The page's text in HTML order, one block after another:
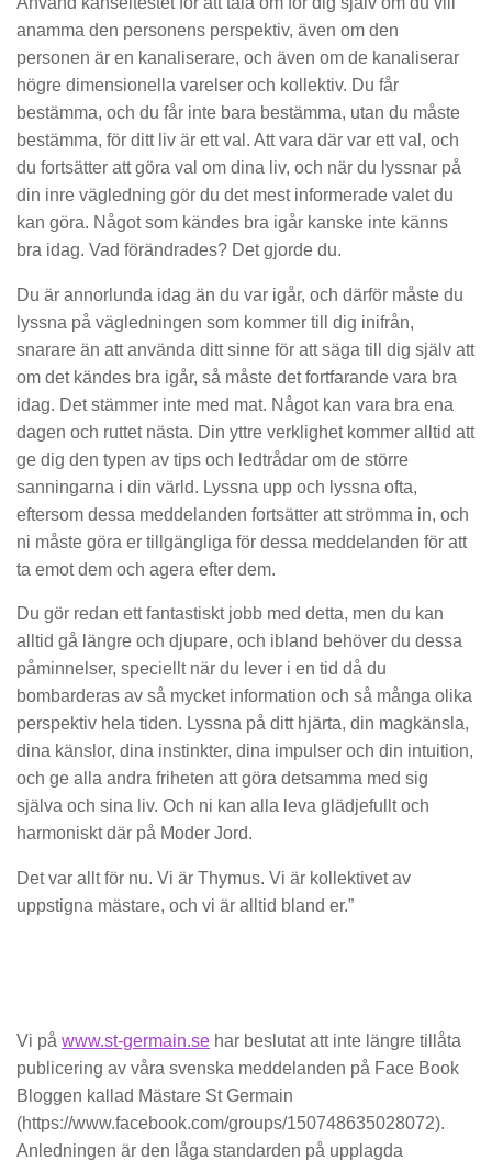
anamma den personens perspektiv, även om den
personen är en kanaliserare, och även om de kanaliserar
högre dimensionella varelser och kollektiv. Du får
bestämma, och du får inte bara bestämma, utan du måste
bestämma, för ditt liv är ett val. Att vara där var ett val, och
du fortsätter att göra val om dina liv, och när du lyssnar på
din inre vägledning gör du det mest informerade valet du
kan göra. Något som kändes bra igår kanske inte känns
bra idag. Vad förändrades? Det gjorde du.
Du är annorlunda idag än du var igår, och därför måste du
lyssna på vägledningen som kommer till dig inifrån,
snarare än att använda ditt sinne för att säga till dig själv att
om det kändes bra igår, så måste det fortfarande vara bra
idag. Det stämmer inte med mat. Något kan vara bra ena
dagen och ruttet nästa. Din yttre verklighet kommer alltid att
ge dig den typen av tips och ledtrådar om de större
sanningarna i din värld. Lyssna upp och lyssna ofta,
eftersom dessa meddelanden fortsätter att strömma in, och
ni måste göra er tillgängliga för dessa meddelanden för att
ta emot dem och agera efter dem.
Du gör redan ett fantastiskt jobb med detta, men du kan
alltid gå längre och djupare, och ibland behöver du dessa
påminnelser, speciellt när du lever i en tid då du
bombarderas av så mycket information och så många olika
perspektiv hela tiden. Lyssna på ditt hjärta, din magkänsla,
dina känslor, dina instinkter, dina impulser och din intuition,
och ge alla andra friheten att göra detsamma med sig
själva och sina liv. Och ni kan alla leva glädjefullt och
harmoniskt där på Moder Jord.
Det var allt för nu. Vi är Thymus. Vi är kollektivet av
uppstigna mästare, och vi är alltid bland er.”
Vi på www.st-germain.se har beslutat att inte längre tillåta
publicering av våra svenska meddelanden på Face Book
Bloggen kallad Mästare St Germain
(https://www.facebook.com/groups/150748635028072).
Anledningen är den låga standarden på upplagda